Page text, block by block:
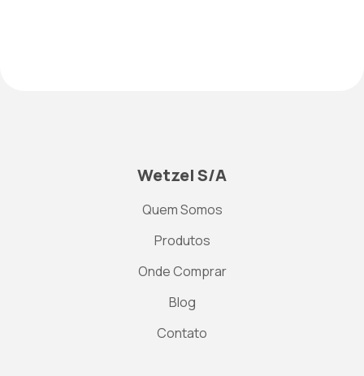
Wetzel S/A
Quem Somos
Produtos
Onde Comprar
Blog
Contato